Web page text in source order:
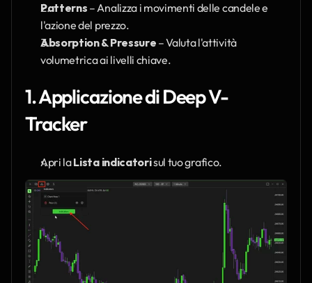
Patterns – Analizza i movimenti delle candele e
l'azione del prezzo.
Absorption & Pressure – Valuta l'attività
volumetrica ai livelli chiave.
1. Applicazione di Deep V-
Tracker
Apri la Lista indicatori sul tuo grafico.